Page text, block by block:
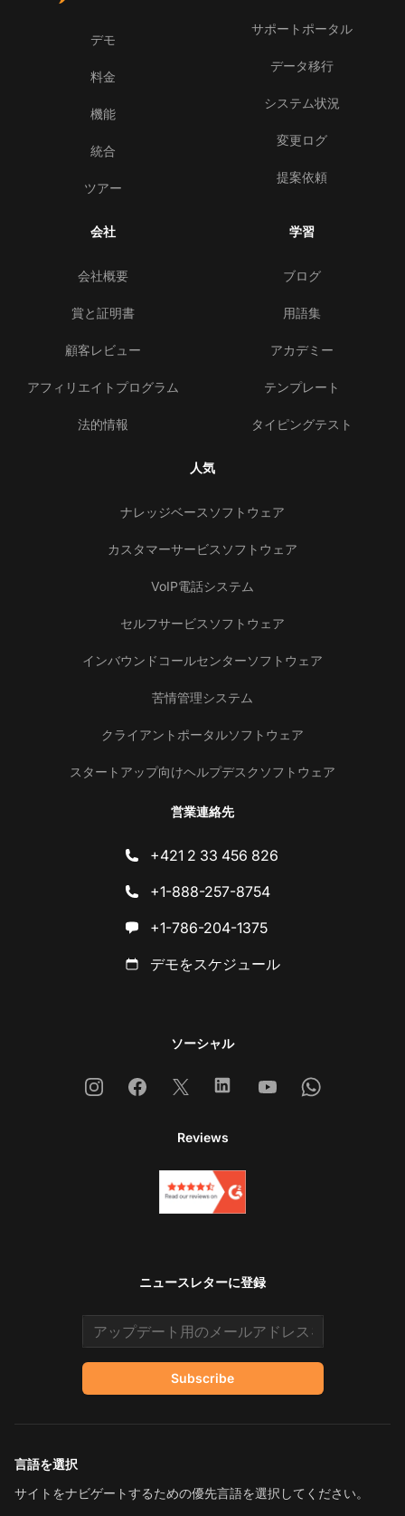
デモ
料金
機能
統合
ツアー
サポートポータル
データ移行
システム状況
変更ログ
提案依頼
会社
会社概要
賞と証明書
顧客レビュー
アフィリエイトプログラム
法的情報
学習
ブログ
用語集
アカデミー
テンプレート
タイピングテスト
人気
ナレッジベースソフトウェア
カスタマーサービスソフトウェア
VoIP電話システム
セルフサービスソフトウェア
インバウンドコールセンターソフトウェア
苦情管理システム
クライアントポータルソフトウェア
スタートアップ向けヘルプデスクソフトウェア
営業連絡先
+421 2 33 456 826
+1-888-257-8754
+1-786-204-1375
デモをスケジュール
ソーシャル
InstagramFacebook
X LinkedinYoutubeWhatsapp
Reviews
ニュースレターに登録
Email address
Subscribe
言語を選択
サイトをナビゲートするための優先言語を選択してください。